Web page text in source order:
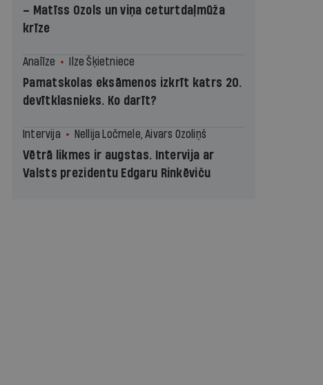
– Matīss Ozols un viņa ceturtdaļmūža
krīze
Analīze Ilze Šķietniece
Pamatskolas eksāmenos izkrīt katrs 20.
devītklasnieks. Ko darīt?
Intervija Nellija Ločmele, Aivars Ozoliņš
Vētrā likmes ir augstas. Intervija ar
Valsts prezidentu Edgaru Rinkēviču